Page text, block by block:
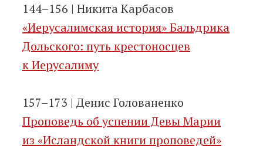
144–156 | Никита Карбасов
«Иерусалимская история» Бальдрика
Дольского: путь крестоносцев
к Иерусалиму
157–173 | Денис Голованенко
Проповедь об успении Девы Марии
из «Исландской книги проповедей»